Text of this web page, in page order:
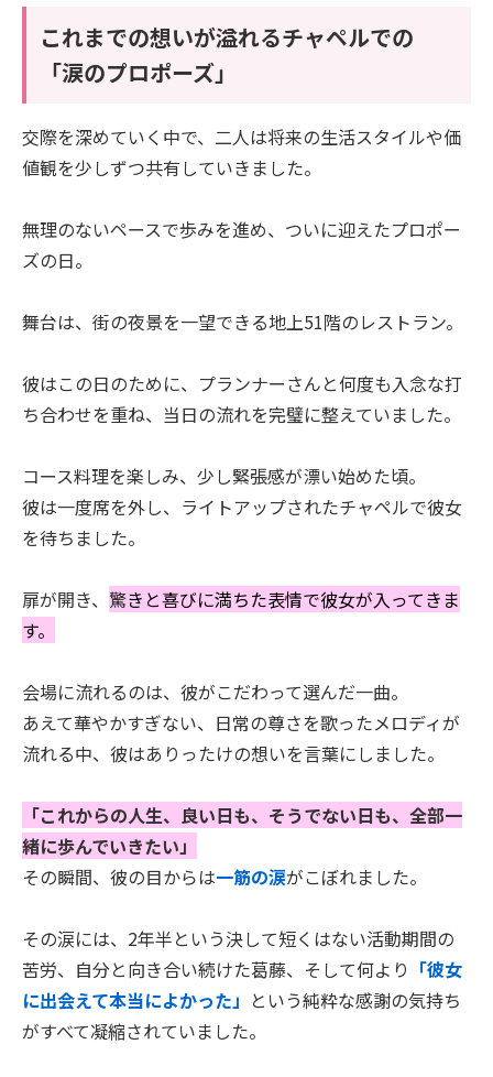
これまでの想いが溢れるチャペルでの
「涙のプロポーズ」
交際を深めていく中で、二人は将来の生活スタイルや価
値観を少しずつ共有していきました。
無理のないペースで歩みを進め、ついに迎えたプロポー
ズの日。
舞台は、街の夜景を一望できる地上51階のレストラン。
彼はこの日のために、プランナーさんと何度も入念な打
ち合わせを重ね、当日の流れを完璧に整えていました。
コース料理を楽しみ、少し緊張感が漂い始めた頃。
彼は一度席を外し、ライトアップされたチャペルで彼女
を待ちました。
扉が開き、 驚きと喜びに満ちた表情で彼女が入ってきま
す。
会場に流れるのは、彼がこだわって選んだ一曲。
あえて華やかすぎない、日常の尊さを歌ったメロディが
流れる中、彼はありったけの想いを言葉にしました。
「これからの人生、良い日も、そうでない日も、全部一
緒に歩んでいきたい」
その瞬間、彼の目からは一筋の涙がこぼれました。
その涙には、2年半という決して短くはない活動期間の
苦労、自分と向き合い続けた葛藤、そして何より 「彼女
に出会えて本当によかった」 という純粋な感謝の気持ち
がすべて凝縮されていました。